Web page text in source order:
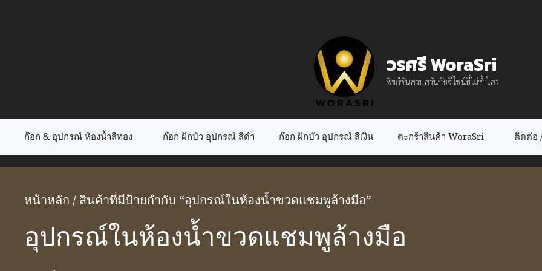
วรศรี WoraSri
ฟังก์ชันครบครันกับดีไซน์ที่ไม่ซ้ำใคร
ก๊อก & อุปกรณ์ ห้องน้ำสีทอง ก๊อก ฝักบัว อุปกรณ์ สีดำ ก๊อก ฝักบัว อุปกรณ์ สีเงิน ตะกร้าสินค้า WoraSri ติดต่อ
หน้าหลัก / สินค้าที่มีป้ายกำกับ “อุปกรณ์ในห้องน้ำขวดแชมพูล้างมือ”
อุปกรณ์ในห้องน้ำขวดแชมพูล้างมือ